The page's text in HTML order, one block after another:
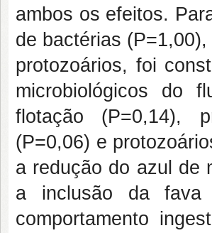
ambos os efeitos.
de bactérias
protozoários, foi
microbiológicos do
flotação (P=0,14),
(P=0,06) e
a redução do azul de
a inclusão da
comportamento